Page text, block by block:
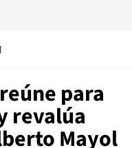
para
revalúa
Mayol